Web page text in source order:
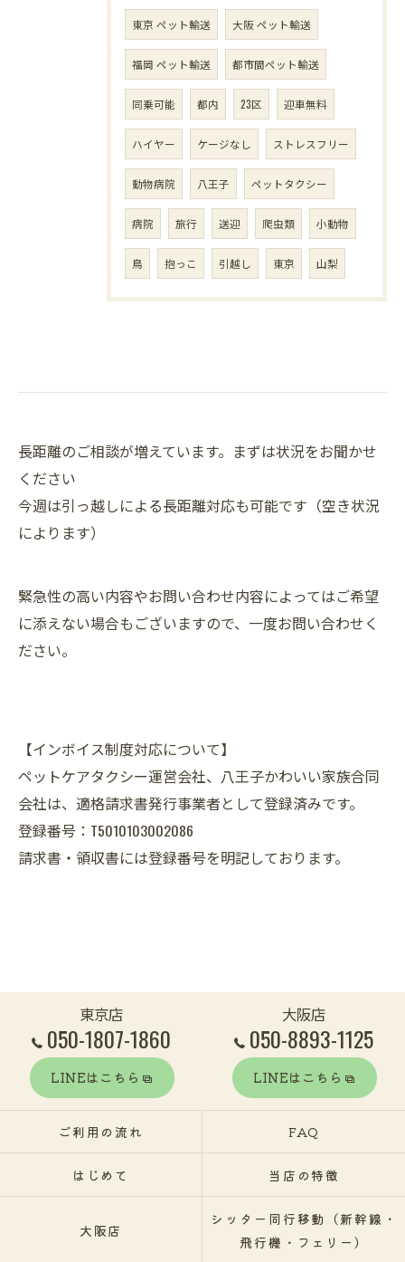
東京 ペット輸送 大阪 ペット輸送
福岡 ペット輸送 都市間ペット輸送
同乗可能 都内 23区 迎車無料
ハイヤー ケージなし ストレスフリー
動物病院 八王子 ペットタクシー
病院 旅行 送迎 爬虫類 小動物
鳥 抱っこ 引越し 東京 山梨
長距離のご相談が増えています。まずは状況をお聞かせ
ください
今週は引っ越しによる長距離対応も可能です（空き状況
によります）
緊急性の高い内容やお問い合わせ内容によってはご希望
に添えない場合もございますので、一度お問い合わせく
ださい。
【インボイス制度対応について】
ペットケアタクシー運営会社、八王子かわいい家族合同
会社は、適格請求書発行事業者として登録済みです。
登録番号：T5010103002086
請求書・領収書には登録番号を明記しております。
東京店
050-1807-1860
LINEはこちら
大阪店
050-8893-1125
LINEはこちら
ご利用の流れ FAQ
はじめて 当店の特徴
大阪店
シッター同行移動（新幹線・
飛行機・フェリー）